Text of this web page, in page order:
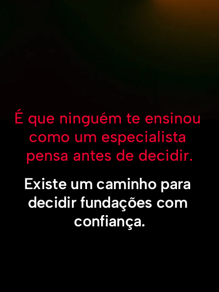
É que ninguém te ensinou
como um especialista
pensa antes de decidir.
Existe um caminho para
decidir fundações com
confiança.